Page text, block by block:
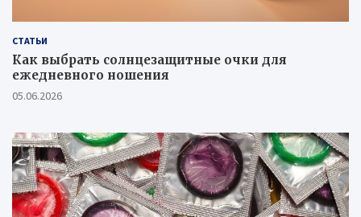
СТАТЬИ
Как выбрать солнцезащитные очки для
ежедневного ношения
05.06.2026